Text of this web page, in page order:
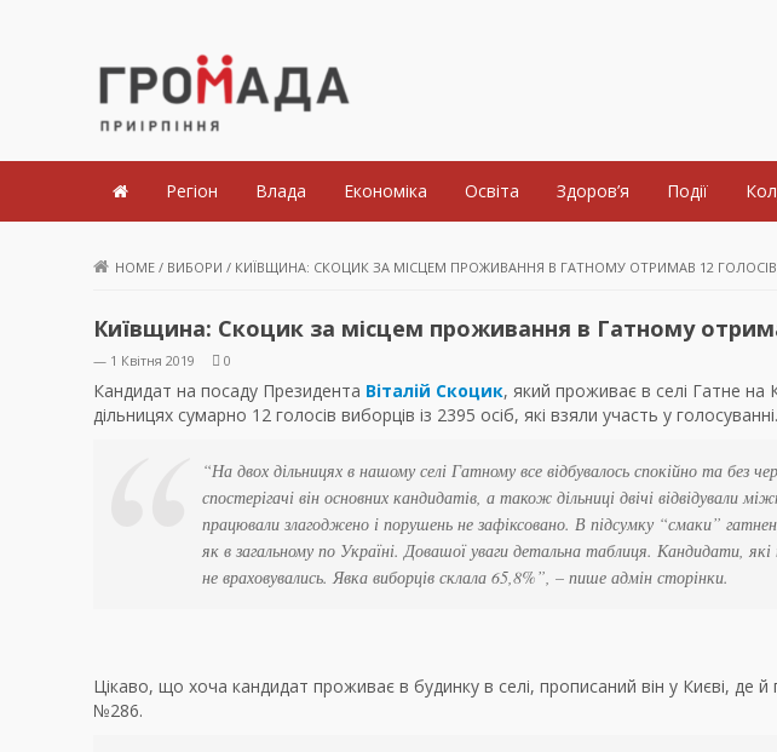
Громада Приірпіння
Регіон Влада Економіка Освіта Здоров’я Події
HOME / ВИБОРИ / КИЇВЩИНА: СКОЦИК ЗА МІСЦЕМ ПРОЖИВАННЯ В ГАТНОМУ ОТРИМАВ 12 ГОЛОСІВ
Київщина: Скоцик за місцем проживання в Гатному
— 1 Квітня 2019 0
Кандидат на посаду Президента Віталій Скоцик, який проживає в селі Гатне на
дільницях сумарно 12 голосів виборців із 2395 осіб, які взяли участь у
“На двох дільницях в нашому селі Гатному все відбувалось спокійно та без
спостерігачі він основних кандидатів, а також дільниці двічі відвідували
працювали злагоджено і порушень не зафіксовано. В підсумку “смаки”
як в загальному по Україні. Довашої уваги детальна таблиця. Кандидати, які
не враховувались. Явка виборців склала 65,8%”, – пише адмін сторінки.
Цікаво, що хоча кандидат проживає в будинку в селі, прописаний він у Києві, де
№286.